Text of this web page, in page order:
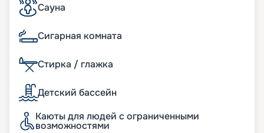
полностью в режиме онлайн, так что вы можете
просто и быстро оформить путевку мечты в пару
кликов.
Сауна
Сигарная комната
Стирка / глажка
Детский бассейн
Каюты для людей с ограниченными
возможностями